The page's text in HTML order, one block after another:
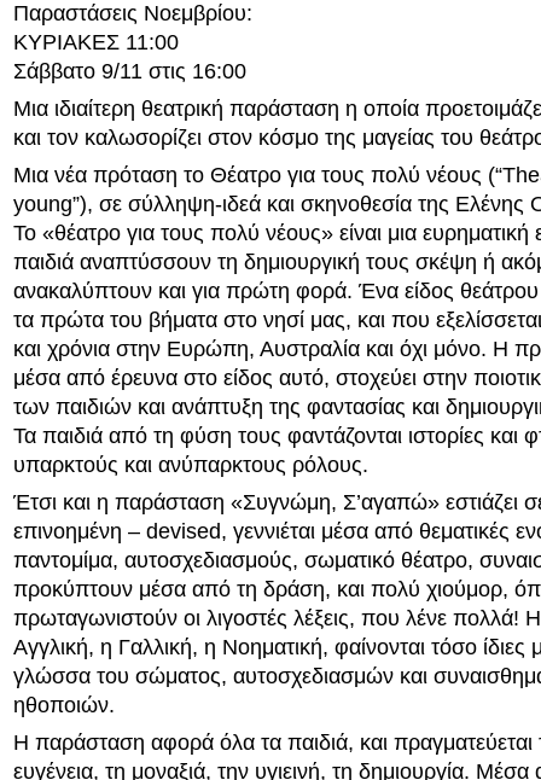
Παραστάσεις Νοεμβρίου:
ΚΥΡΙΑΚΕΣ 11:00
Σάββατο 9/11 στις 16:00
Μια ιδιαίτερη θεατρική παράσταση η οποία
και τον καλωσορίζει στον κόσμο της μαγείας του
Μια νέα πρόταση το Θέατρο για τους πολύ νέους
young”), σε σύλληψη-ιδεά και σκηνοθεσία της
Το «θέατρο για τους πολύ νέους» είναι μια ευρηματική
παιδιά αναπτύσσουν τη δημιουργική τους σκέψη ή
ανακαλύπτουν και για πρώτη φορά. Ένα είδος θεάτρου
τα πρώτα του βήματα στο νησί μας, και που
και χρόνια στην Ευρώπη, Αυστραλία και όχι μόνο. Η
μέσα από έρευνα στο είδος αυτό, στοχεύει στην
των παιδιών και ανάπτυξη της φαντασίας και
Τα παιδιά από τη φύση τους φαντάζονται ιστορίες και
υπαρκτούς και ανύπαρκτους ρόλους.
Έτσι και η παράσταση «Συγνώμη, Σ’αγαπώ» εστιάζει
επινοημένη – devised, γεννιέται μέσα από θεματικές
παντομίμα, αυτοσχεδιασμούς, σωματικό θέατρο,
προκύπτουν μέσα από τη δράση, και πολύ χιούμορ,
πρωταγωνιστούν οι λιγοστές λέξεις, που λένε πολλά!
Αγγλική, η Γαλλική, η Νοηματική, φαίνονται τόσο
γλώσσα του σώματος, αυτοσχεδιασμών και
ηθοποιών.
Η παράσταση αφορά όλα τα παιδιά, και πραγματεύεται
ευγένεια, τη μοναξιά, την υγιεινή, τη δημιουργία.